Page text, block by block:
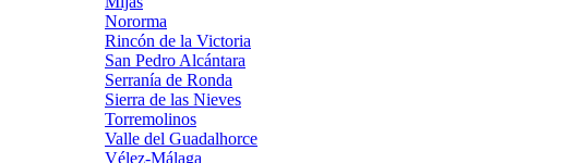
Nororma
Rincón de la Victoria
San Pedro Alcántara
Serranía de Ronda
Sierra de las Nieves
Torremolinos
Valle del Guadalhorce
Vélez-Málaga